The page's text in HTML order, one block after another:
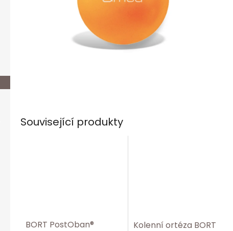
Související produkty
BORT PostOban®
Kolenní ortéza BORT